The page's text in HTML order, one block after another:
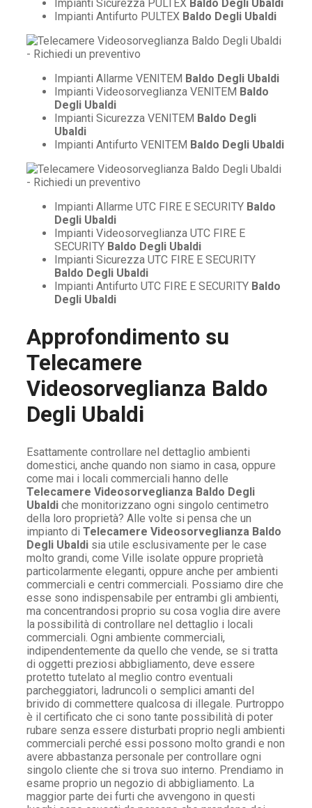
Impianti Sicurezza PULTEX Baldo Degli Ubaldi
Impianti Antifurto PULTEX Baldo Degli Ubaldi
Impianti Allarme VENITEM Baldo Degli Ubaldi
Impianti Videosorveglianza VENITEM Baldo
Degli Ubaldi
Impianti Sicurezza VENITEM Baldo Degli
Ubaldi
Impianti Antifurto VENITEM Baldo Degli Ubaldi
Impianti Allarme UTC FIRE E SECURITY Baldo
Degli Ubaldi
Impianti Videosorveglianza UTC FIRE E
SECURITY Baldo Degli Ubaldi
Impianti Sicurezza UTC FIRE E SECURITY
Baldo Degli Ubaldi
Impianti Antifurto UTC FIRE E SECURITY Baldo
Degli Ubaldi
Approfondimento su
Telecamere
Videosorveglianza Baldo
Degli Ubaldi
Esattamente controllare nel dettaglio ambienti
domestici, anche quando non siamo in casa, oppure
come mai i locali commerciali hanno delle
Telecamere Videosorveglianza Baldo Degli
Ubaldi che monitorizzano ogni singolo centimetro
della loro proprietà? Alle volte si pensa che un
impianto di Telecamere Videosorveglianza Baldo
Degli Ubaldi sia utile esclusivamente per le case
molto grandi, come Ville isolate oppure proprietà
particolarmente eleganti, oppure anche per ambienti
commerciali e centri commerciali. Possiamo dire che
esse sono indispensabile per entrambi gli ambienti,
ma concentrandosi proprio su cosa voglia dire avere
la possibilità di controllare nel dettaglio i locali
commerciali. Ogni ambiente commerciali,
indipendentemente da quello che vende, se si tratta
di oggetti preziosi abbigliamento, deve essere
protetto tutelato al meglio contro eventuali
parcheggiatori, ladruncoli o semplici amanti del
brivido di commettere qualcosa di illegale. Purtroppo
è il certificato che ci sono tante possibilità di poter
rubare senza essere disturbati proprio negli ambienti
commerciali perché essi possono molto grandi e non
avere abbastanza personale per controllare ogni
singolo cliente che si trova suo interno. Prendiamo in
esame proprio un negozio di abbigliamento. La
maggior parte dei furti che avvengono in questi